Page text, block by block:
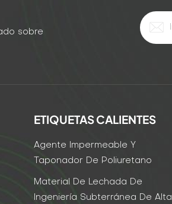
sobre
ETIQUETAS CALIENTES
Agente Impermeable Y
Taponador De Poliuretano
Material De Lechada De
Ingeniería Subterránea De Alta